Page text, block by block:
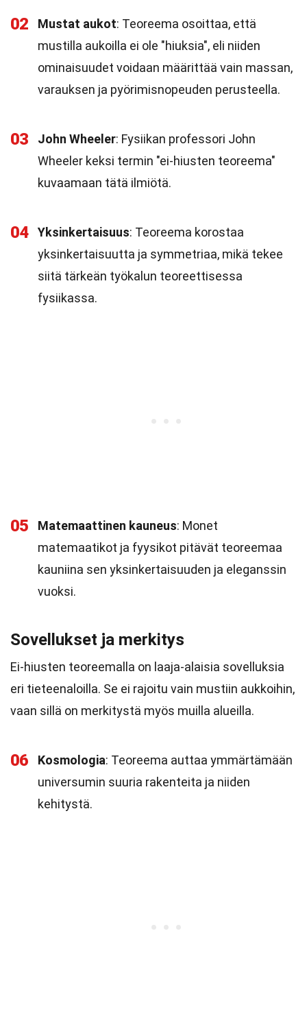
02 Mustat aukot: Teoreema osoittaa, että
mustilla aukoilla ei ole "hiuksia", eli niiden
ominaisuudet voidaan määrittää vain massan,
varauksen ja pyörimisnopeuden perusteella.
03 John Wheeler: Fysiikan professori John
Wheeler keksi termin "ei-hiusten teoreema"
kuvaamaan tätä ilmiötä.
04 Yksinkertaisuus: Teoreema korostaa
yksinkertaisuutta ja symmetriaa, mikä tekee
siitä tärkeän työkalun teoreettisessa
fysiikassa.
05 Matemaattinen kauneus: Monet
matemaatikot ja fyysikot pitävät teoreemaa
kauniina sen yksinkertaisuuden ja eleganssin
vuoksi.
Sovellukset ja merkitys
Ei-hiusten teoreemalla on laaja-alaisia sovelluksia
eri tieteenaloilla. Se ei rajoitu vain mustiin aukkoihin,
vaan sillä on merkitystä myös muilla alueilla.
06 Kosmologia: Teoreema auttaa ymmärtämään
universumin suuria rakenteita ja niiden
kehitystä.